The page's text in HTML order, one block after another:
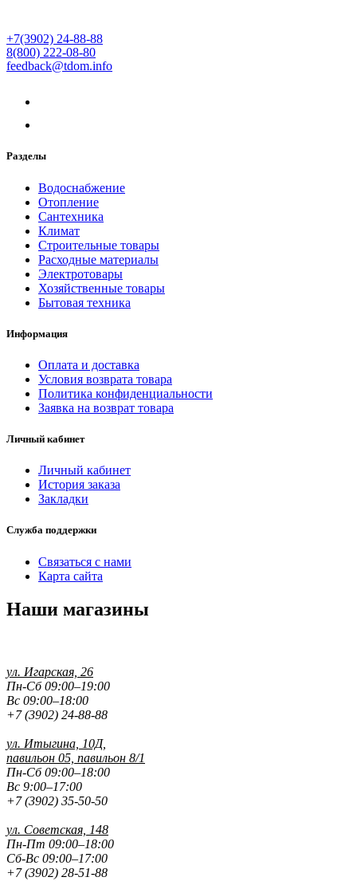
+7(3902) 24-88-88
8(800) 222-08-80
feedback@tdom.info
Разделы
Водоснабжение
Отопление
Сантехника
Климат
Строительные товары
Расходные материалы
Электротовары
Хозяйственные товары
Бытовая техника
Информация
Оплата и доставка
Условия возврата товара
Политика конфиденциальности
Заявка на возврат товара
Личный кабинет
Личный кабинет
История заказа
Закладки
Служба поддержки
Связаться с нами
Карта сайта
Наши магазины
ул. Игарская, 26
Пн-Сб 09:00–19:00
Вс 09:00–18:00
+7 (3902) 24-88-88
ул. Итыгина, 10Д,
павильон 05, павильон 8/1
Пн-Сб 09:00–18:00
Вс 9:00–17:00
+7 (3902) 35-50-50
ул. Советская, 148
Пн-Пт 09:00–18:00
Сб-Вс 09:00–17:00
+7 (3902) 28-51-88